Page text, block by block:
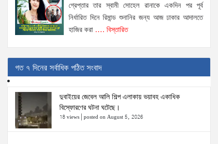
গ্রেপ্তার তার স্বামী সোহেল রানাকে একদিন পর পূর্ব
নির্ধারিত দিনে রিমান্ড শুনানির জন্য আজ ঢাকার আদালতে
হাজির করা .... বিস্তারিত
গত ৭ দিনের সর্বাধিক পঠিত সংবাদ
দুবাইয়ের জেবেল আলি শিল্প এলাকায় ভয়াবহ একাধিক
বিস্ফোরণের ঘটনা ঘটেছে।
18 views posted on August 5, 2026